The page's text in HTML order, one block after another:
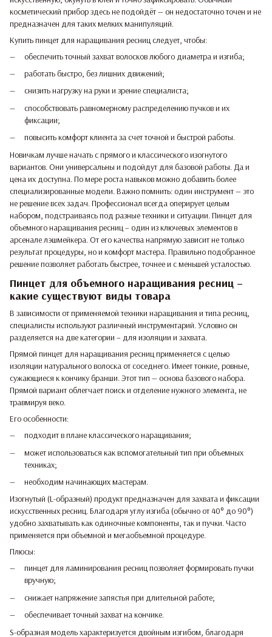
косметический прибор здесь не подойдёт — он недостаточно точен и не
предназначен для таких мелких манипуляций.
Купить пинцет для наращивания ресниц следует, чтобы:
обеспечить точный захват волосков любого диаметра и изгиба;
работать быстро, без лишних движений;
снизить нагрузку на руки и зрение специалиста;
способствовать равномерному распределению пучков и их
фиксации;
повысить комфорт клиента за счет точной и быстрой работы.
Новичкам лучше начать с прямого и классического изогнутого
вариантов. Они универсальны и подойдут для базовой работы. Да и
цена их доступна. По мере роста навыков можно добавить более
специализированные модели. Важно помнить: один инструмент — это
не решение всех задач. Профессионал всегда оперирует целым
набором, подстраиваясь под разные техники и ситуации. Пинцет для
объемного наращивания ресниц – один из ключевых элементов в
арсенале лэшмейкера. От его качества напрямую зависит не только
результат процедуры, но и комфорт мастера. Правильно подобранное
решение позволяет работать быстрее, точнее и с меньшей усталостью.
Пинцет для объемного наращивания ресниц –
какие существуют виды товара
В зависимости от применяемой техники наращивания и типа ресниц,
специалисты используют различный инструментарий. Условно он
разделяется на две категории – для изоляции и захвата.
Прямой пинцет для наращивания ресниц применяется с целью
изоляции натурального волоска от соседнего. Имеет тонкие, ровные,
сужающиеся к кончику бранши. Этот тип — основа базового набора.
Прямой вариант облегчает поиск и отделение нужного элемента, не
травмируя веко.
Его особенности:
подходит в плане классического наращивания;
может использоваться как вспомогательный тип при объемных
техниках;
необходим начинающих мастерам.
Изогнутый (L-образный) продукт предназначен для захвата и фиксации
искусственных ресниц. Благодаря углу изгиба (обычно от 40° до 90°)
удобно захватывать как одиночные компоненты, так и пучки. Часто
применяется при объемной и мегаобъемной процедуре.
Плюсы:
пинцет для ламинирования ресниц позволяет формировать пучки
вручную;
снижает напряжение запястья при длительной работе;
обеспечивает точный захват на кончике.
S-образная модель характеризуется двойным изгибом, благодаря